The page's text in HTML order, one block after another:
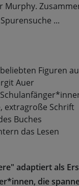
Murphy.
...
Figuren
Auer
extragroße Schrift
Buches
das Lesen
adaptiert als
die